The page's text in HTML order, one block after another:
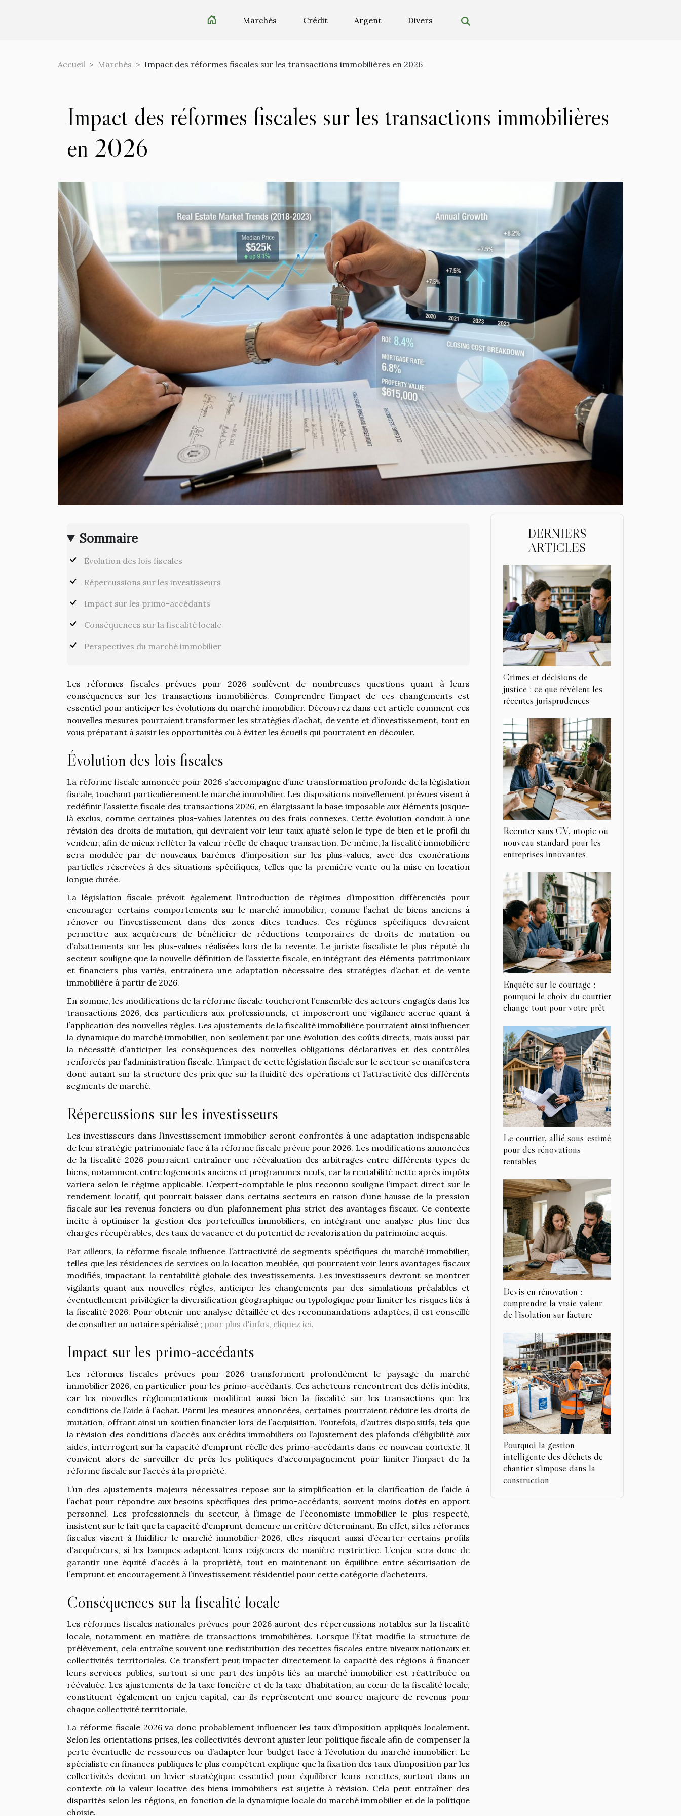
Marchés Crédit Argent Divers
Accueil Marchés Impact des réformes fiscales sur les transactions immobilières en 2026
Impact des réformes fiscales sur les transactions immobilières
en 2026
Sommaire
Évolution des lois fiscales
Répercussions sur les investisseurs
Impact sur les primo-accédants
Conséquences sur la fiscalité locale
Perspectives du marché immobilier
Les réformes fiscales prévues pour 2026 soulèvent de nombreuses questions quant à leurs
conséquences sur les transactions immobilières. Comprendre l’impact de ces changements est
essentiel pour anticiper les évolutions du marché immobilier. Découvrez dans cet article comment ces
nouvelles mesures pourraient transformer les stratégies d’achat, de vente et d’investissement, tout en
vous préparant à saisir les opportunités ou à éviter les écueils qui pourraient en découler.
Évolution des lois fiscales
La réforme fiscale annoncée pour 2026 s’accompagne d’une transformation profonde de la législation
fiscale, touchant particulièrement le marché immobilier. Les dispositions nouvellement prévues visent à
redéfinir l’assiette fiscale des transactions 2026, en élargissant la base imposable aux éléments jusque-
là exclus, comme certaines plus-values latentes ou des frais connexes. Cette évolution conduit à une
révision des droits de mutation, qui devraient voir leur taux ajusté selon le type de bien et le profil du
vendeur, afin de mieux refléter la valeur réelle de chaque transaction. De même, la fiscalité immobilière
sera modulée par de nouveaux barèmes d’imposition sur les plus-values, avec des exonérations
partielles réservées à des situations spécifiques, telles que la première vente ou la mise en location
longue durée.
La législation fiscale prévoit également l’introduction de régimes d’imposition différenciés pour
encourager certains comportements sur le marché immobilier, comme l’achat de biens anciens à
rénover ou l’investissement dans des zones dites tendues. Ces régimes spécifiques devraient
permettre aux acquéreurs de bénéficier de réductions temporaires de droits de mutation ou
d’abattements sur les plus-values réalisées lors de la revente. Le juriste fiscaliste le plus réputé du
secteur souligne que la nouvelle définition de l’assiette fiscale, en intégrant des éléments patrimoniaux
et financiers plus variés, entraînera une adaptation nécessaire des stratégies d’achat et de vente
immobilière à partir de 2026.
En somme, les modifications de la réforme fiscale toucheront l’ensemble des acteurs engagés dans les
transactions 2026, des particuliers aux professionnels, et imposeront une vigilance accrue quant à
l’application des nouvelles règles. Les ajustements de la fiscalité immobilière pourraient ainsi influencer
la dynamique du marché immobilier, non seulement par une évolution des coûts directs, mais aussi par
la nécessité d’anticiper les conséquences des nouvelles obligations déclaratives et des contrôles
renforcés par l’administration fiscale. L’impact de cette législation fiscale sur le secteur se manifestera
donc autant sur la structure des prix que sur la fluidité des opérations et l’attractivité des différents
segments de marché.
Répercussions sur les investisseurs
Les investisseurs dans l’investissement immobilier seront confrontés à une adaptation indispensable
de leur stratégie patrimoniale face à la réforme fiscale prévue pour 2026. Les modifications annoncées
de la fiscalité 2026 pourraient entraîner une réévaluation des arbitrages entre différents types de
biens, notamment entre logements anciens et programmes neufs, car la rentabilité nette après impôts
variera selon le régime applicable. L’expert-comptable le plus reconnu souligne l’impact direct sur le
rendement locatif, qui pourrait baisser dans certains secteurs en raison d’une hausse de la pression
fiscale sur les revenus fonciers ou d’un plafonnement plus strict des avantages fiscaux. Ce contexte
incite à optimiser la gestion des portefeuilles immobiliers, en intégrant une analyse plus fine des
charges récupérables, des taux de vacance et du potentiel de revalorisation du patrimoine acquis.
Par ailleurs, la réforme fiscale influence l’attractivité de segments spécifiques du marché immobilier,
telles que les résidences de services ou la location meublée, qui pourraient voir leurs avantages fiscaux
modifiés, impactant la rentabilité globale des investissements. Les investisseurs devront se montrer
vigilants quant aux nouvelles règles, anticiper les changements par des simulations préalables et
éventuellement privilégier la diversification géographique ou typologique pour limiter les risques liés à
la fiscalité 2026. Pour obtenir une analyse détaillée et des recommandations adaptées, il est conseillé
de consulter un notaire spécialisé ; pour plus d'infos, cliquez ici.
Impact sur les primo-accédants
Les réformes fiscales prévues pour 2026 transforment profondément le paysage du marché
immobilier 2026, en particulier pour les primo-accédants. Ces acheteurs rencontrent des défis inédits,
car les nouvelles réglementations modifient aussi bien la fiscalité sur les transactions que les
conditions de l’aide à l’achat. Parmi les mesures annoncées, certaines pourraient réduire les droits de
mutation, offrant ainsi un soutien financier lors de l’acquisition. Toutefois, d’autres dispositifs, tels que
la révision des conditions d’accès aux crédits immobiliers ou l’ajustement des plafonds d’éligibilité aux
aides, interrogent sur la capacité d’emprunt réelle des primo-accédants dans ce nouveau contexte. Il
convient alors de surveiller de près les politiques d’accompagnement pour limiter l’impact de la
réforme fiscale sur l’accès à la propriété.
L’un des ajustements majeurs nécessaires repose sur la simplification et la clarification de l’aide à
l’achat pour répondre aux besoins spécifiques des primo-accédants, souvent moins dotés en apport
personnel. Les professionnels du secteur, à l’image de l’économiste immobilier le plus respecté,
insistent sur le fait que la capacité d’emprunt demeure un critère déterminant. En effet, si les réformes
fiscales visent à fluidifier le marché immobilier 2026, elles risquent aussi d’écarter certains profils
d’acquéreurs, si les banques adaptent leurs exigences de manière restrictive. L’enjeu sera donc de
garantir une équité d’accès à la propriété, tout en maintenant un équilibre entre sécurisation de
l’emprunt et encouragement à l’investissement résidentiel pour cette catégorie d’acheteurs.
Conséquences sur la fiscalité locale
Les réformes fiscales nationales prévues pour 2026 auront des répercussions notables sur la fiscalité
locale, notamment en matière de transactions immobilières. Lorsque l’État modifie la structure de
prélèvement, cela entraîne souvent une redistribution des recettes fiscales entre niveaux nationaux et
collectivités territoriales. Ce transfert peut impacter directement la capacité des régions à financer
leurs services publics, surtout si une part des impôts liés au marché immobilier est réattribuée ou
réévaluée. Les ajustements de la taxe foncière et de la taxe d’habitation, au cœur de la fiscalité locale,
constituent également un enjeu capital, car ils représentent une source majeure de revenus pour
chaque collectivité territoriale.
La réforme fiscale 2026 va donc probablement influencer les taux d’imposition appliqués localement.
Selon les orientations prises, les collectivités devront ajuster leur politique fiscale afin de compenser la
perte éventuelle de ressources ou d’adapter leur budget face à l’évolution du marché immobilier. Le
spécialiste en finances publiques le plus compétent explique que la fixation des taux d’imposition par les
collectivités devient un levier stratégique essentiel pour équilibrer leurs recettes, surtout dans un
contexte où la valeur locative des biens immobiliers est sujette à révision. Cela peut entraîner des
disparités selon les régions, en fonction de la dynamique locale du marché immobilier et de la politique
choisie.
DERNIERS
ARTICLES
Crimes et décisions de
justice : ce que révèlent les
récentes jurisprudences
Recruter sans CV, utopie ou
nouveau standard pour les
entreprises innovantes
Enquête sur le courtage :
pourquoi le choix du courtier
change tout pour votre prêt
Le courtier, allié sous-estimé
pour des rénovations
rentables
Devis en rénovation :
comprendre la vraie valeur
de l’isolation sur facture
Pourquoi la gestion
intelligente des déchets de
chantier s’impose dans la
construction